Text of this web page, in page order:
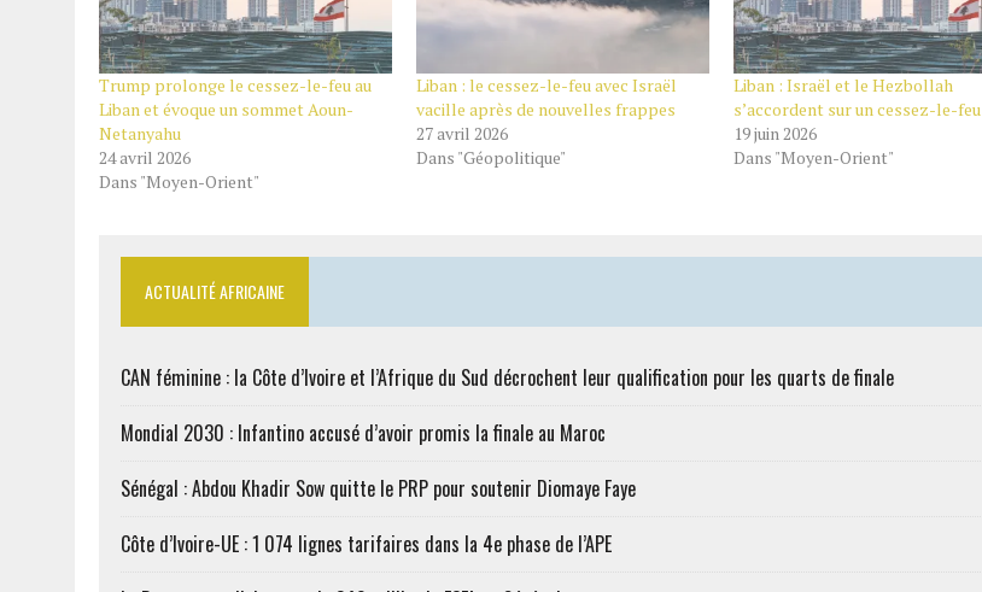
Trump prolonge le cessez-le-feu au
Liban et évoque un sommet Aoun-
Netanyahu
24 avril 2026
Dans "Moyen-Orient"
Liban : le cessez-le-feu avec Israël
vacille après de nouvelles frappes
27 avril 2026
Dans "Géopolitique"
Liban : Israël et le Hezbollah
s’accordent sur un cessez-le-feu
19 juin 2026
Dans "Moyen-Orient"
ACTUALITÉ AFRICAINE
CAN féminine : la Côte d’Ivoire et l’Afrique du Sud décrochent leur qualification pour les quarts de finale
Mondial 2030 : Infantino accusé d’avoir promis la finale au Maroc
Sénégal : Abdou Khadir Sow quitte le PRP pour soutenir Diomaye Faye
Côte d’Ivoire-UE : 1 074 lignes tarifaires dans la 4e phase de l’APE